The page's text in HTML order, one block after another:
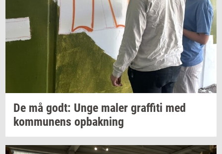
De må godt: Unge maler graf­fi­ti med
kom­mu­nens op­bak­ning